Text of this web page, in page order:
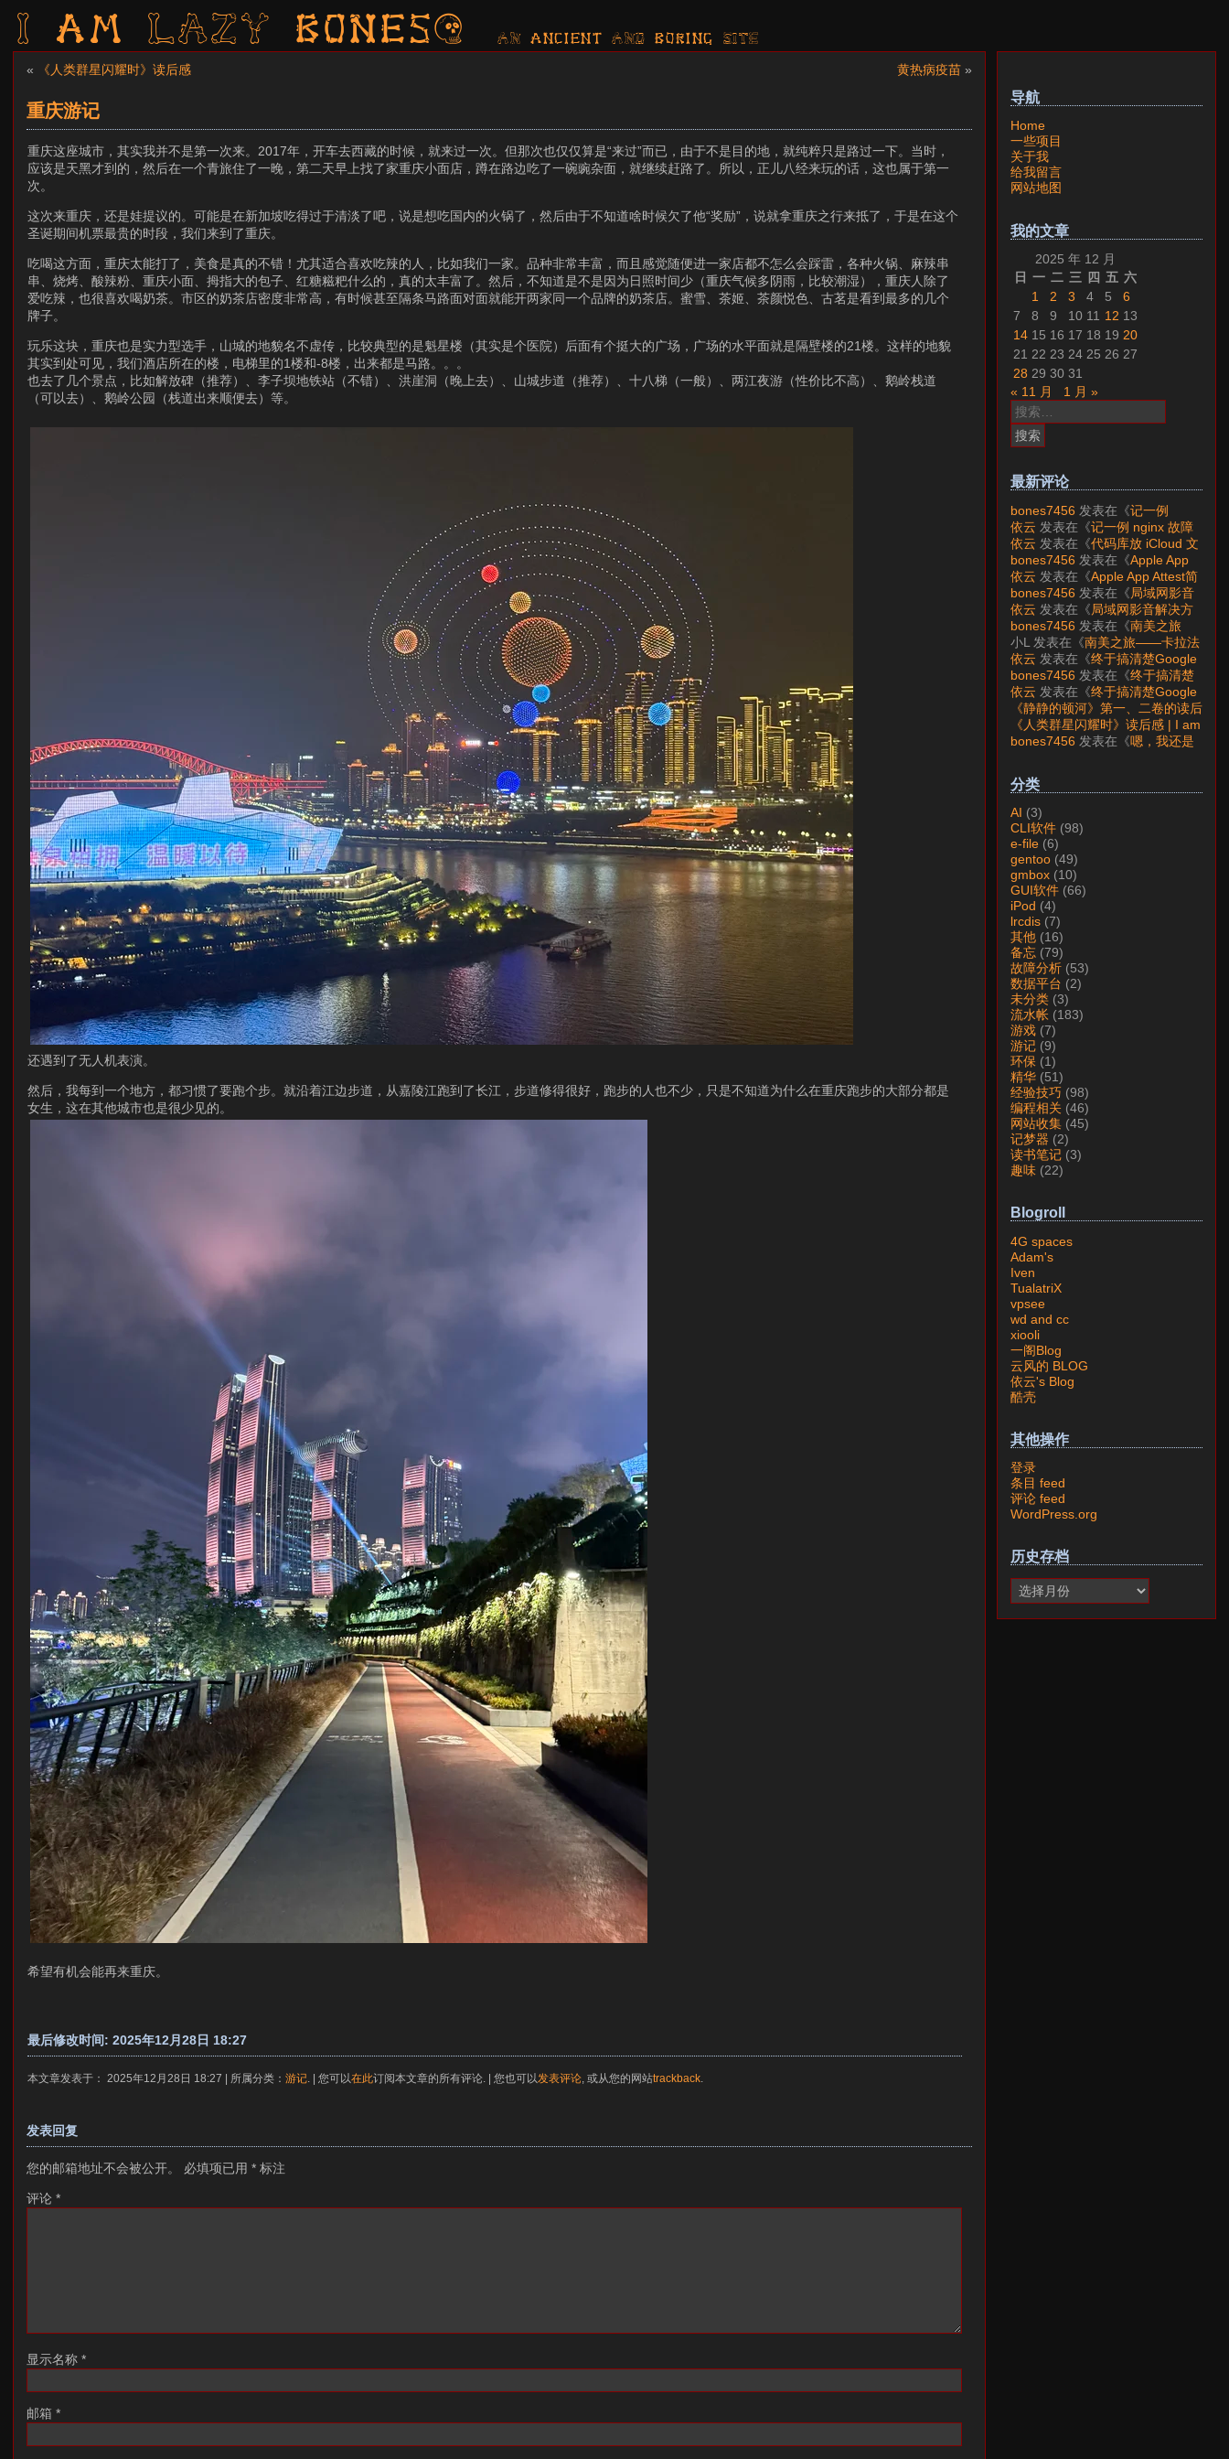
I am LAZY bones? AN ancient AND boring SITE
« 《人类群星闪耀时》读后感 黄热病疫苗 »
重庆游记
重庆这座城市，其实我并不是第一次来。2017年，开车去西藏的时候，就来过一次。但那次也仅仅算是“来过”而已，由于不是目的地，就纯粹只是路过一下。当时，
应该是天黑才到的，然后在一个青旅住了一晚，第二天早上找了家重庆小面店，蹲在路边吃了一碗豌杂面，就继续赶路了。所以，正儿八经来玩的话，这也属于第一
次。
这次来重庆，还是娃提议的。可能是在新加坡吃得过于清淡了吧，说是想吃国内的火锅了，然后由于不知道啥时候欠了他“奖励”，说就拿重庆之行来抵了，于是在这个
圣诞期间机票最贵的时段，我们来到了重庆。
吃喝这方面，重庆太能打了，美食是真的不错！尤其适合喜欢吃辣的人，比如我们一家。品种非常丰富，而且感觉随便进一家店都不怎么会踩雷，各种火锅、麻辣串
串、烧烤、酸辣粉、重庆小面、拇指大的包子、红糖糍粑什么的，真的太丰富了。然后，不知道是不是因为日照时间少（重庆气候多阴雨，比较潮湿），重庆人除了
爱吃辣，也很喜欢喝奶茶。市区的奶茶店密度非常高，有时候甚至隔条马路面对面就能开两家同一个品牌的奶茶店。蜜雪、茶姬、茶颜悦色、古茗是看到最多的几个
牌子。
玩乐这块，重庆也是实力型选手，山城的地貌名不虚传，比较典型的是魁星楼（其实是个医院）后面有个挺大的广场，广场的水平面就是隔壁楼的21楼。这样的地貌
其实到处可见，我们酒店所在的楼，电梯里的1楼和-8楼，出来都是马路。。。
也去了几个景点，比如解放碑（推荐）、李子坝地铁站（不错）、洪崖洞（晚上去）、山城步道（推荐）、十八梯（一般）、两江夜游（性价比不高）、鹅岭栈道
（可以去）、鹅岭公园（栈道出来顺便去）等。
还遇到了无人机表演。
然后，我每到一个地方，都习惯了要跑个步。就沿着江边步道，从嘉陵江跑到了长江，步道修得很好，跑步的人也不少，只是不知道为什么在重庆跑步的大部分都是
女生，这在其他城市也是很少见的。
希望有机会能再来重庆。
最后修改时间: 2025年12月28日 18:27
本文章发表于： 2025年12月28日 18:27 | 所属分类：游记 . | 您可以在此订阅本文章的所有评论. | 您也可以 发表评论 , 或从您的网站trackback
发表回复
您的邮箱地址不会被公开。 必填项已用 * 标注
评论 *
显示名称 *
邮箱 *
导航
Home
一些项目
关于我
给我留言
网站地图
我的文章
2025 年 12 月
日 一 二 三 四 五 六
1
2 3 4 5
6
7
8 9 10 11 12 13
14 15 16 17 18 19 20
21 22 23 24 25 26 27
28 29 30 31
« 11 月
1 月 »
搜
索：
最新评论
bones7456 发表在《记一例
nginx 故障分析》
依云 发表在《记一例 nginx 故障
分析 》
依云 发表在《代码库放 iCloud 文
件夹会怎样？》
bones7456 发表在《Apple App
Attest简介》
依云 发表在《Apple App Attest简
介》
bones7456 发表在《局域网影音
解决方案——Jellyfin》
依云 发表在《局域网影音解决方
案——Jellyfin》
bones7456 发表在《南美之旅
——卡拉法特看莫雷诺大冰川》
小L 发表在《南美之旅——卡拉法
特看莫雷诺大冰川》
依云 发表在《终于搞清楚Google
账号的所属国家的逻辑了》
bones7456 发表在《终于搞清楚
Google账号的所属国家的逻辑
了》
依云 发表在《终于搞清楚Google
账号的所属国家的逻辑了》
《静静的顿河》第一、二卷的读后
感 | I am LAZY bones?发表在
《《人类群星闪耀时》读后感》
《人类群星闪耀时》读后感 | I am
LAZY bones?发表在《
《显微镜
bones7456 发表在《嗯，我还是
分类
AI (3)
CLI软件 (98)
e-file (6)
gentoo (49)
gmbox (10)
GUI软件 (66)
iPod (4)
lrcdis (7)
其他 (16)
备忘 (79)
故障分析 (53)
数据平台 (2)
未分类 (3)
流水帐 (183)
游戏 (7)
游记 (9)
环保 (1)
精华 (51)
经验技巧 (98)
编程相关 (46)
网站收集 (45)
记梦器 (2)
读书笔记 (3)
趣味 (22)
Blogroll
4G spaces
Adam's
Iven
TualatriX
vpsee
wd and cc
xiooli
一阁Blog
云风的 BLOG
依云's Blog
酷壳
其他操作
登录
条目 feed
评论 feed
WordPress.org
历史存档